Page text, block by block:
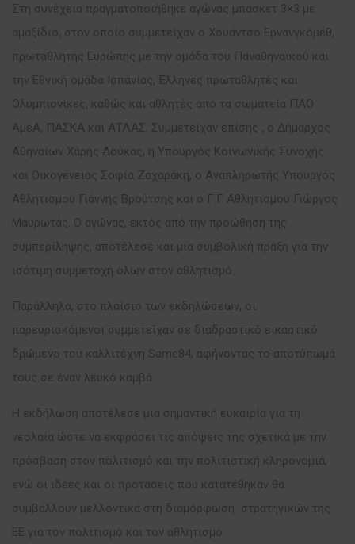
Στη συνέχεια πραγματοποιήθηκε αγώνας μπάσκετ 3×3 με
αμαξίδιο, στον οποίο συμμετείχαν ο Χουάντσο Ερνανγκόμεθ,
πρωταθλητής Ευρώπης με την ομάδα του Παναθηναϊκού και
την Εθνική ομάδα Ισπανίας, Έλληνες πρωταθλητές και
Ολυμπιονίκες, καθώς και αθλητές από τα σωματεία ΠΑΟ
ΑμεΑ, ΠΑΣΚΑ και ΑΤΛΑΣ. Συμμετείχαν επίσης , ο Δήμαρχος
Αθηναίων Χάρης Δούκας, η Υπουργός Κοινωνικής Συνοχής
και Οικογένειας Σοφία Ζαχαράκη, ο Αναπληρωτής Υπουργός
Αθλητισμού Γιάννης Βρούτσης και ο Γ.Γ Αθλητισμού Γιώργος
Μαυρωτάς. Ο αγώνας, εκτός από την προώθηση της
συμπερίληψης, αποτέλεσε και μια συμβολική πράξη για την
ισότιμη συμμετοχή όλων στον αθλητισμό.
Παράλληλα, στο πλαίσιο των εκδηλώσεων, οι
παρευρισκόμενοι συμμετείχαν σε διαδραστικό εικαστικό
δρώμενο του καλλιτέχνη Same84, αφήνοντας το αποτύπωμά
τους σε έναν λευκό καμβά.
Η εκδήλωση αποτέλεσε μια σημαντική ευκαιρία για τη
νεολαία ώστε να εκφράσει τις απόψεις της σχετικά με την
πρόσβαση στον πολιτισμό και την πολιτιστική κληρονομιά,
ενώ οι ιδέες και οι προτάσεις που κατατέθηκαν θα
συμβάλλουν μελλοντικά στη διαμόρφωση στρατηγικών της
ΕΕ για τον πολιτισμό και τον αθλητισμό.